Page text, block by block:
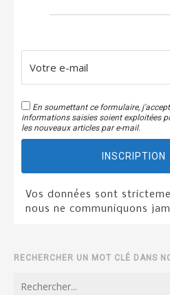
En soumettant ce formulaire,
informations saisies soient exploitées
les nouveaux articles par e-mail.
INSCRIPTION
Vos données sont
nous ne communiquons
RECHERCHER UN MOT CLÉ DANS